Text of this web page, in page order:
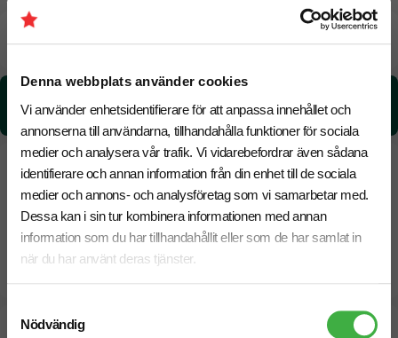
Denna webbplats använder cookies
Vi använder enhetsidentifierare för att anpassa innehållet och
annonserna till användarna, tillhandahålla funktioner för sociala
medier och analysera vår trafik. Vi vidarebefordrar även sådana
identifierare och annan information från din enhet till de sociala
medier och annons- och analysföretag som vi samarbetar med.
Dessa kan i sin tur kombinera informationen med annan
information som du har tillhandahållit eller som de har samlat in
när du har använt deras tjänster.
Nödvändig
14 Augusti 6 arbetsdagar
Snabbare leverans? Kontakta oss.
4,61549798687929 kg CO₂e / per styck
Designskiss inom 1 h